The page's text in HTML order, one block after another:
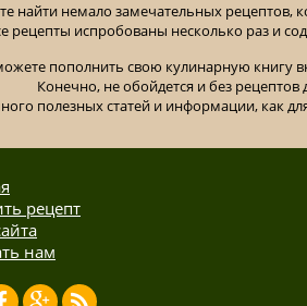
найти немало замечательных
рецепты испробованы несколько раз и
пополнить свою кулинарную книгу
Конечно, не обойдется и без рецептов
полезных статей и информации, как
рецепт
нам